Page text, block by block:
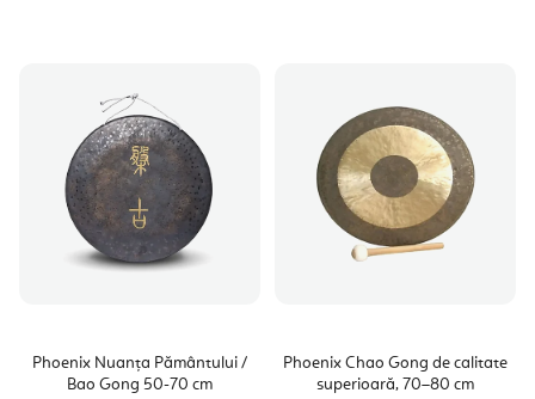
Phoenix Nuanța Pământului /
Bao Gong 50-70 cm
Phoenix Chao Gong de calitate
superioară, 70–80 cm